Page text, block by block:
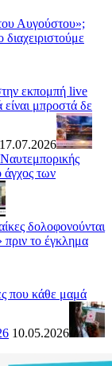
Αυγούστου»;
διαχειριστούμε
εκπομπή live
μπροστά δε
17.07.2026
άγχος των
δολοφονούνται
το έγκλημα
που κάθε μαμά
10.05.2026